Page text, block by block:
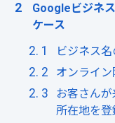
Googleビジネ
ケース
ビジネス
オンライ
お客さん
所在地を